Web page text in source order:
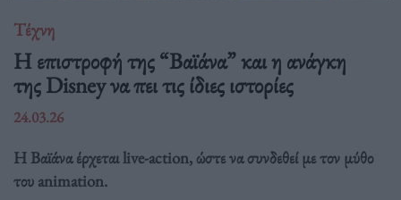
Τέχνη
Η επιστροφή της “Βαϊάνα” και η ανάγκη
της Disney να πει τις ίδιες ιστορίες
24.03.26
Η Βαϊάνα έρχεται live-action, ώστε να συνδεθεί με τον μύθο
του animation.